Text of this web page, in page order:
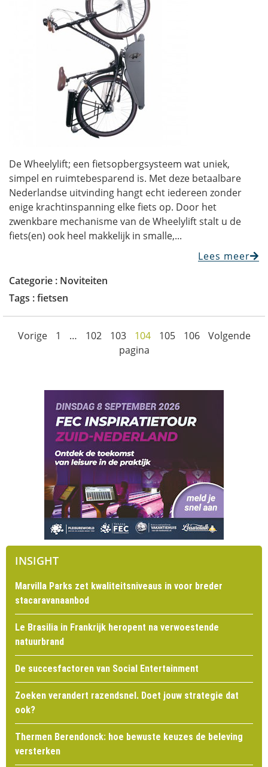
De Wheelylift; een fietsopbergsysteem wat uniek,
simpel en ruimtebesparend is. Met deze betaalbare
Nederlandse uitvinding hangt echt iedereen zonder
enige krachtinspanning elke fiets op. Door het
zwenkbare mechanisme van de Wheelylift stalt u de
fiets(en) ook heel makkelijk in smalle,...
Lees meer
Categorie : Noviteiten
Tags :fietsen
Vorige 1 … 102 103 104 105 106
Volgende
pagina
INSIGHT
Marvilla Parks zet kwaliteitsniveaus in voor breder
stacaravanaanbod
Le Brasilia in Frankrijk heropent na verwoestende
natuurbrand
De succesfactoren van Social Entertainment
Zoeken verandert razendsnel. Doet jouw strategie dat
ook?
Thermen Berendonck: hoe bewuste keuzes de beleving
versterken